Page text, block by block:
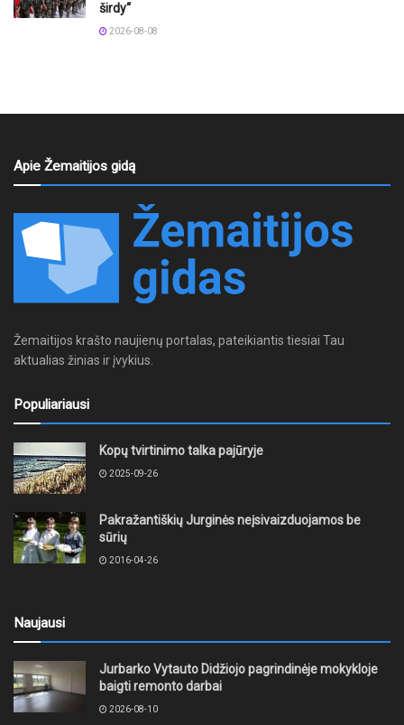
širdy“
2026-08-08
Apie Žemaitijos gidą
Žemaitijos krašto naujienų portalas, pateikiantis tiesiai Tau
aktualias žinias ir įvykius.
Populiariausi
Kopų tvirtinimo talka pajūryje
2025-09-26
Pakražantiškių Jurginės neįsivaizduojamos be
sūrių
2016-04-26
Naujausi
Jurbarko Vytauto Didžiojo pagrindinėje mokykloje
baigti remonto darbai
2026-08-10